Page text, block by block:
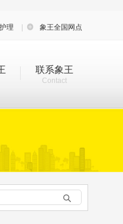
理  象王全国网点
联系象王
Contact
